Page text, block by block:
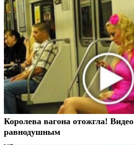
Королева вагона отожгла!
равнодушным